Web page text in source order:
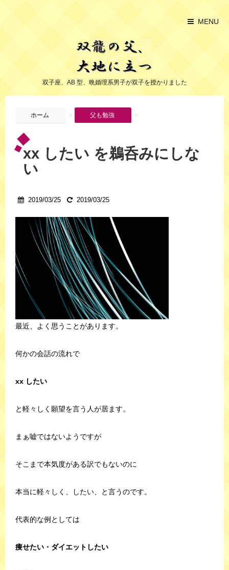
MENU
双子座、AB 型、晩婚理系男子が双子を授かりました
ホーム > 父も勉強 >
xx したい を鵜呑みにしな
い
2019/03/25 2019/03/25
最近、よく思うことがあります。
何かの会話の流れで
xx したい
と軽々しく願望を言う人が居ます。
まぁ嘘ではないようですが
そこまで本気度がある訳でもないのに
本当に軽々しく、したい、と言うのです。
代表的な例としては
痩せたい・ダイエットしたい